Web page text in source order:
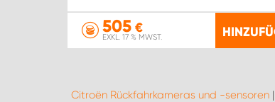
505 €
EXKL. 17 % MWST.
Citroën Rückfahrkameras und -sensoren|